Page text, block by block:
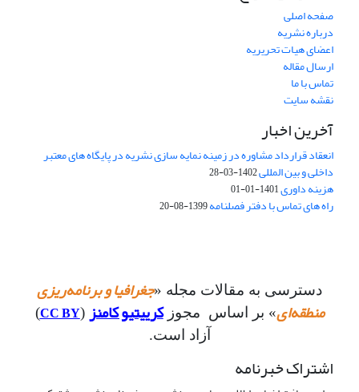
صفحه اصلی
درباره نشریه
اعضای هیات تحریریه
ارسال مقاله
تماس با ما
نقشه سایت
آخرین اخبار
انعقاد قرارداد مشاوره در زمینه نمایه سازی نشریه در پایگاه های معتبر
داخلی و بین المللی1402-03-28
هزینه داوری1401-01-01
راه های تماس با دفتر فصلنامه1399-08-20
دسترسی به مقالات مجله «جغرافیا و برنامه‌ریزی
منطقه‌ای» بر اساس مجوزکرییتیو کامنز (
CC BY
)
آزاد است.
اشتراک خبرنامه